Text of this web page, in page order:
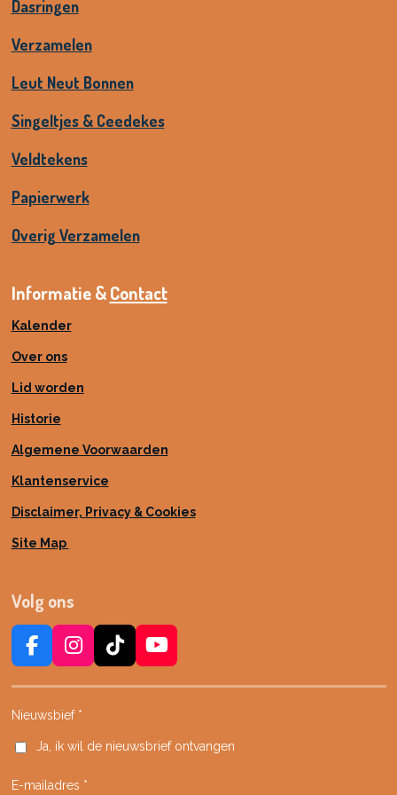
Dasringen
Verzamelen
Leut Neut Bonnen
Singeltjes & Ceedekes
Veldtekens
Papierwerk
Overig Verzamelen
Informatie &Contact
Kalender
Over ons
Lid worden
Historie
Algemene Voorwaarden
Klantenservice
Disclaimer, Privacy & Cookies
Site Map
Volg ons
F
c
e
o
k
I
s
t
g
a
T
k
k
Y
u
b
Nieuwsbief *
Ja, ik wil de nieuwsbrief ontvangen
E-mailadres *